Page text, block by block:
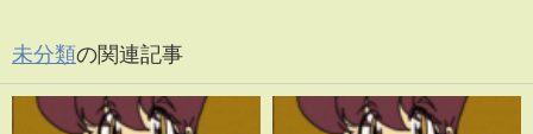
未分類の関連記事